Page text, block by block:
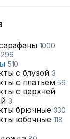
1000
296
510
с блузой 3
с платьем 56
с верхней
3
брючные 330
юбочные 118